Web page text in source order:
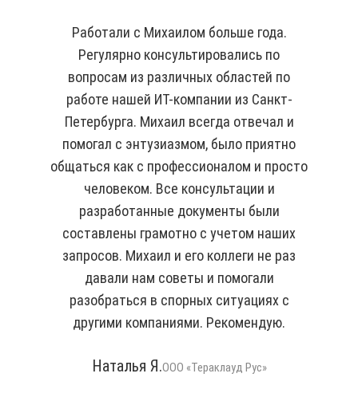
Работали с Михаилом больше года.
Регулярно консультировались по
вопросам из различных областей по
работе нашей ИТ-компании из Санкт-
Петербурга. Михаил всегда отвечал и
помогал с энтузиазмом, было приятно
общаться как с профессионалом и просто
человеком. Все консультации и
разработанные документы были
составлены грамотно с учетом наших
запросов. Михаил и его коллеги не раз
давали нам советы и помогали
разобраться в спорных ситуациях с
другими компаниями. Рекомендую.
Наталья Я.ООО «Тераклауд Рус»